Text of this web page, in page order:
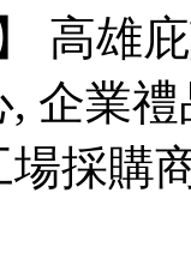
高雄
企業
場採購